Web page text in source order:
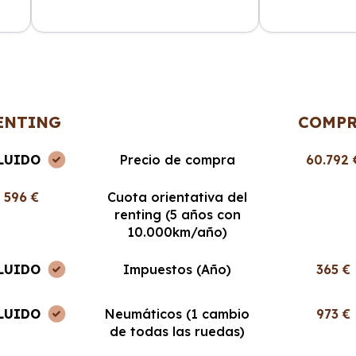
Precio de compra 60.792
596 €
Cuota orientativa del
renting (5 años con
10.000km/año)
Impuestos (Año) 365 €
Neumáticos (1 cambio
de todas las ruedas)
973 €